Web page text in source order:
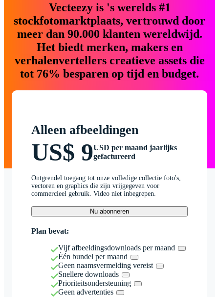
Vecteezy is 's werelds #1
stockfotomarktplaats, vertrouwd door
meer dan 90.000 klanten wereldwijd.
Het biedt merken, makers en
verhalenvertellers creatieve assets die
tot 76% besparen op tijd en budget.
Alleen afbeeldingen
US$ 9USD per maand jaarlijks
gefactureerd
Ontgrendel toegang tot onze volledige collectie foto's,
vectoren en graphics die zijn vrijgegeven voor
commercieel gebruik. Video niet inbegrepen.
Nu abonneren
Plan bevat:
Vijf afbeeldingsdownloads per maand
Één bundel per maand
Geen naamsvermelding vereist
Snellere downloads
Prioriteitsondersteuning
Geen advertenties